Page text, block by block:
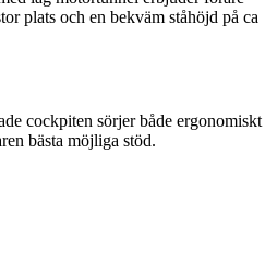
plats och en bekväm ståhöjd på ca
cockpiten sörjer både ergonomiskt
bästa möjliga stöd.